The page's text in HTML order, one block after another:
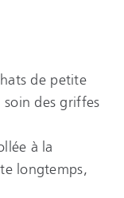
de petite
des griffes
à la
longtemps,